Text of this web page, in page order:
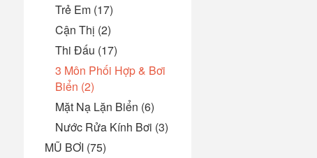
Trẻ Em (17)
Cận Thị (2)
Thi Đấu (17)
3 Môn Phối Hợp & Bơi
Biển (2)
Mặt Nạ Lặn Biển (6)
Nước Rửa Kính Bơi (3)
MŨ BƠI (75)